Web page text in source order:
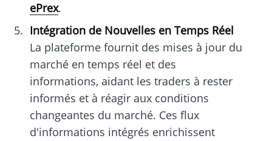
ePrex.
Intégration de Nouvelles en Temps Réel
La plateforme fournit des mises à jour du
marché en temps réel et des
informations, aidant les traders à rester
informés et à réagir aux conditions
changeantes du marché. Ces flux
d'informations intégrés enrichissent